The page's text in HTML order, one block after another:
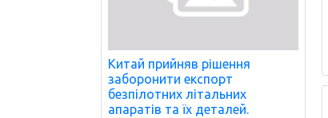
Китай прийняв рішення
заборонити експорт
безпілотних літальних
апаратів та їх деталей.